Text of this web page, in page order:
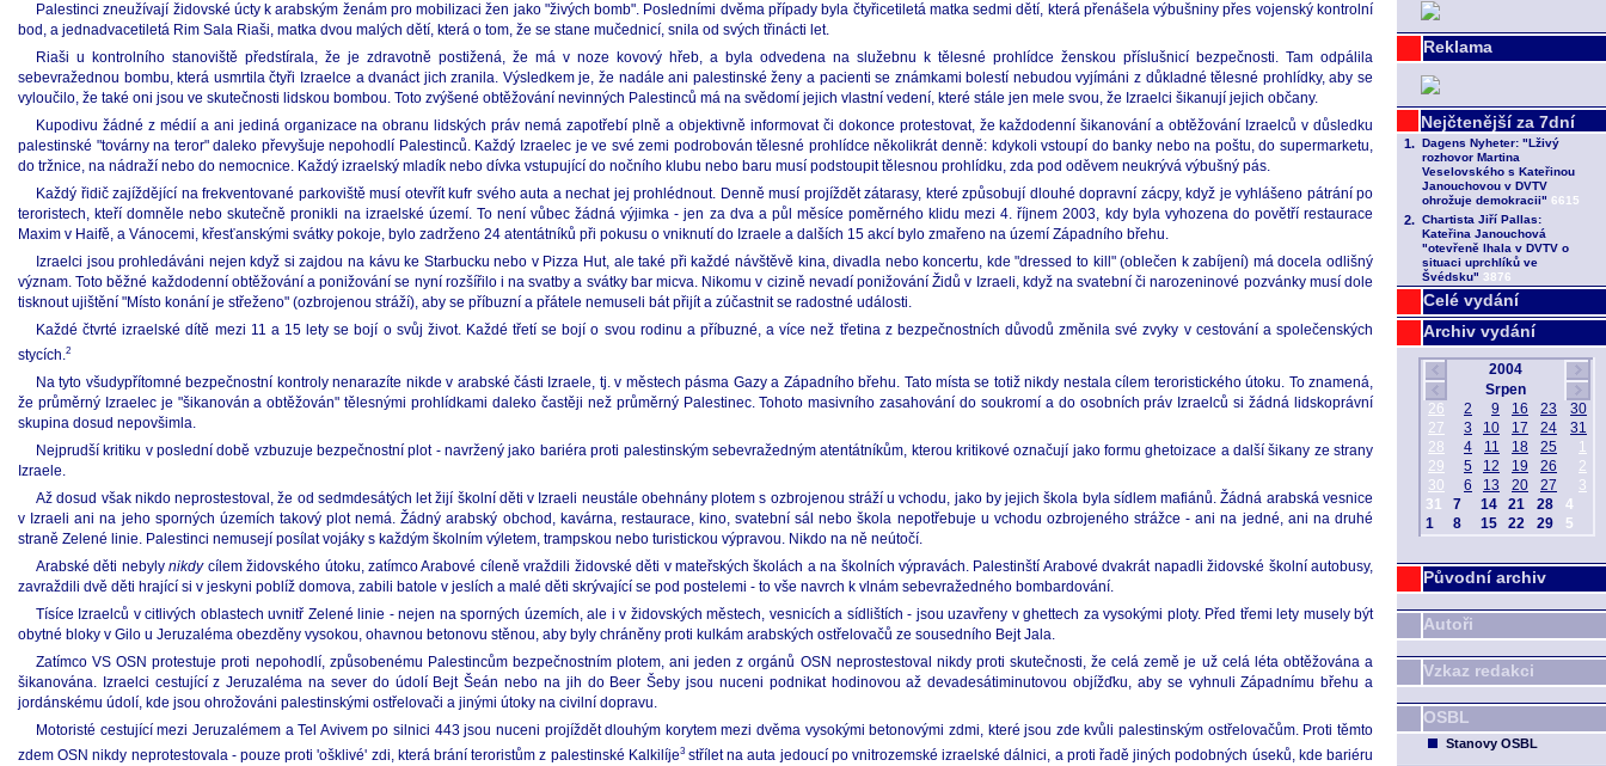
Reklama
Celé vydání
Archiv vydání
Původní archiv
Autoři
Vzkaz redakci
OSBL
Stanovy OSBL
Palestinci zneužívají židovské úcty k arabským ženám pro mobilizaci žen jako "živých bomb". Posledními dvěma případy byla čtyřicetiletá matka sedmi dětí, která přenášela výbušniny přes vojenský kontrolní
bod, a jednadvacetiletá Rim Sala Riaši, matka dvou malých dětí, která o tom, že se stane mučednicí, snila od svých třinácti let.
Riaši u kontrolního stanoviště předstírala, že je zdravotně postižená, že má v noze kovový hřeb, a byla odvedena na služebnu k tělesné prohlídce ženskou příslušnicí bezpečnosti. Tam odpálila
sebevražednou bombu, která usmrtila čtyři Izraelce a dvanáct jich zranila. Výsledkem je, že nadále ani palestinské ženy a pacienti se známkami bolestí nebudou vyjímáni z důkladné tělesné prohlídky, aby se
vyloučilo, že také oni jsou ve skutečnosti lidskou bombou. Toto zvýšené obtěžování nevinných Palestinců má na svědomí jejich vlastní vedení, které stále jen mele svou, že Izraelci šikanují jejich občany.
Kupodivu žádné z médií a ani jediná organizace na obranu lidských práv nemá zapotřebí plně a objektivně informovat či dokonce protestovat, že každodenní šikanování a obtěžování Izraelců v důsledku
palestinské "továrny na teror" daleko převyšuje nepohodlí Palestinců. Každý Izraelec je ve své zemi podrobován tělesné prohlídce několikrát denně: kdykoli vstoupí do banky nebo na poštu, do supermarketu,
do tržnice, na nádraží nebo do nemocnice. Každý izraelský mladík nebo dívka vstupující do nočního klubu nebo baru musí podstoupit tělesnou prohlídku, zda pod oděvem neukrývá výbušný pás.
Každý řidič zajíždějící na frekventované parkoviště musí otevřít kufr svého auta a nechat jej prohlédnout. Denně musí projíždět zátarasy, které způsobují dlouhé dopravní zácpy, když je vyhlášeno pátrání po
teroristech, kteří domněle nebo skutečně pronikli na izraelské území. To není vůbec žádná výjimka - jen za dva a půl měsíce poměrného klidu mezi 4. říjnem 2003, kdy byla vyhozena do povětří restaurace
Maxim v Haifě, a Vánocemi, křesťanskými svátky pokoje, bylo zadrženo 24 atentátníků při pokusu o vniknutí do Izraele a dalších 15 akcí bylo zmařeno na území Západního břehu.
Izraelci jsou prohledáváni nejen když si zajdou na kávu ke Starbucku nebo v Pizza Hut, ale také při každé návštěvě kina, divadla nebo koncertu, kde "dressed to kill" (oblečen k zabíjení) má docela odlišný
význam. Toto běžné každodenní obtěžování a ponižování se nyní rozšířilo i na svatby a svátky bar micva. Nikomu v cizině nevadí ponižování Židů v Izraeli, když na svatební či narozeninové pozvánky musí dole
tisknout ujištění "Místo konání je střeženo" (ozbrojenou stráží), aby se příbuzní a přátele nemuseli bát přijít a zúčastnit se radostné události.
Každé čtvrté izraelské dítě mezi 11 a 15 lety se bojí o svůj život. Každé třetí se bojí o svou rodinu a příbuzné, a více než třetina z bezpečnostních důvodů změnila své zvyky v cestování a společenských
stycích.2
Na tyto všudypřítomné bezpečnostní kontroly nenarazíte nikde v arabské části Izraele, tj. v městech pásma Gazy a Západního břehu. Tato místa se totiž nikdy nestala cílem teroristického útoku. To znamená,
že průměrný Izraelec je "šikanován a obtěžován" tělesnými prohlídkami daleko častěji než průměrný Palestinec. Tohoto masivního zasahování do soukromí a do osobních práv Izraelců si žádná lidskoprávní
skupina dosud nepovšimla.
Nejprudší kritiku v poslední době vzbuzuje bezpečnostní plot - navržený jako bariéra proti palestinským sebevražedným atentátníkům, kterou kritikové označují jako formu ghetoizace a další šikany ze strany
Izraele.
Až dosud však nikdo neprostestoval, že od sedmdesátých let žijí školní děti v Izraeli neustále obehnány plotem s ozbrojenou stráží u vchodu, jako by jejich škola byla sídlem mafiánů. Žádná arabská vesnice
v Izraeli ani na jeho sporných územích takový plot nemá. Žádný arabský obchod, kavárna, restaurace, kino, svatební sál nebo škola nepotřebuje u vchodu ozbrojeného strážce - ani na jedné, ani na druhé
straně Zelené linie. Palestinci nemusejí posílat vojáky s každým školním výletem, trampskou nebo turistickou výpravou. Nikdo na ně neútočí.
Arabské děti nebylynikdycílem židovského útoku, zatímco Arabové cíleně vraždili židovské děti v mateřských školách a na školních výpravách. Palestinští Arabové dvakrát napadli židovské školní autobusy,
zavraždili dvě děti hrající si v jeskyni poblíž domova, zabili batole v jeslích a malé děti skrývající se pod postelemi - to vše navrch k vlnám sebevražedného bombardování.
Tísíce Izraelců v citlivých oblastech uvnitř Zelené linie - nejen na sporných územích, ale i v židovských městech, vesnicích a sídlištích - jsou uzavřeny v ghettech za vysokými ploty. Před třemi lety musely být
obytné bloky v Gilo u Jeruzaléma obezděny vysokou, ohavnou betonovu stěnou, aby byly chráněny proti kulkám arabských ostřelovačů ze sousedního Bejt Jala.
Zatímco VS OSN protestuje proti nepohodlí, způsobenému Palestincům bezpečnostním plotem, ani jeden z orgánů OSN neprostestoval nikdy proti skutečnosti, že celá země je už celá léta obtěžována a
šikanována. Izraelci cestující z Jeruzaléma na sever do údolí Bejt Šeán nebo na jih do Beer Šeby jsou nuceni podnikat hodinovou až devadesátiminutovou objížďku, aby se vyhnuli Západnímu břehu a
jordánskému údolí, kde jsou ohrožováni palestinskými ostřelovači a jinými útoky na civilní dopravu.
Motoristé cestující mezi Jeruzalémem a Tel Avivem po silnici 443 jsou nuceni projíždět dlouhým korytem mezi dvěma vysokými betonovými zdmi, které jsou zde kvůli palestinským ostřelovačům. Proti těmto
zdem OSN nikdy neprotestovala - pouze proti 'ošklivé' zdi, která brání teroristům z palestinské Kalkilíje3střílet na auta jedoucí po vnitrozemské izraelské dálnici, a proti řadě jiných podobných úseků, kde bariéru